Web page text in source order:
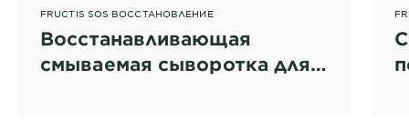
FRUCTIS SOS ВОССТАНОВЛЕНИЕ
Восстанавливающая
смываемая сыворотка для